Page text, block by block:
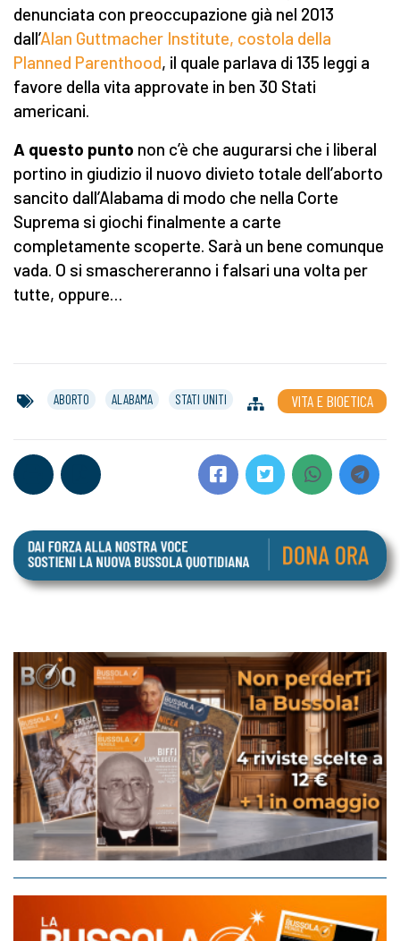
denunciata con preoccupazione già nel 2013
dall’Alan Guttmacher Institute, costola della
Planned Parenthood, il quale parlava di 135 leggi a
favore della vita approvate in ben 30 Stati
americani.
A questo punto non c’è che augurarsi che i liberal
portino in giudizio il nuovo divieto totale dell’aborto
sancito dall’Alabama di modo che nella Corte
Suprema si giochi finalmente a carte
completamente scoperte. Sarà un bene comunque
vada. O si smaschereranno i falsari una volta per
tutte, oppure…
ABORTO ALABAMA STATI UNITI VITA E BIOETICA